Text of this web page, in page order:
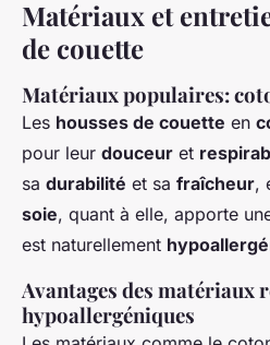
Matériaux et
de couette
Matériaux populaires:
Les housses de couette en
pour leur douceur et
sa durabilité et sa fraîcheur,
soie, quant à elle, apporte
est naturellement
Avantages des matériaux
hypoallergéniques